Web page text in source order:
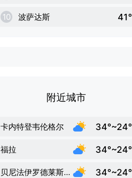
10 波萨达斯 41°
附近城市
卡内特登韦伦格尔 34°~24°
福拉 34°~24°
贝尼法伊罗德莱斯瓦利斯 34°~24°